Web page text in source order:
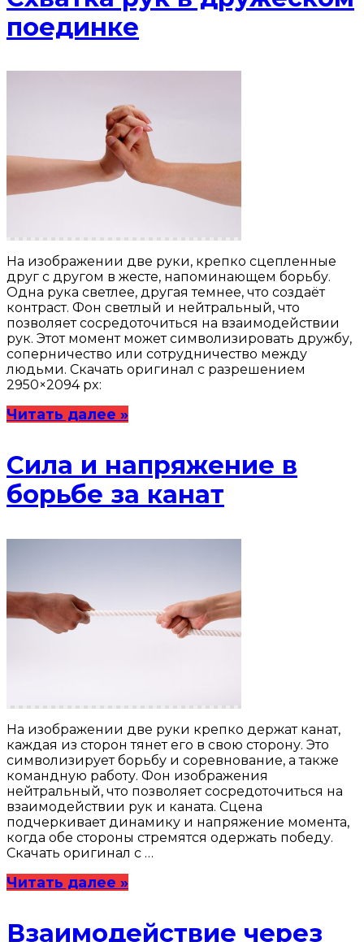
поединке
На изображении две руки, крепко сцепленные
друг с другом в жесте, напоминающем борьбу.
Одна рука светлее, другая темнее, что создаёт
контраст. Фон светлый и нейтральный, что
позволяет сосредоточиться на взаимодействии
рук. Этот момент может символизировать дружбу,
соперничество или сотрудничество между
людьми. Скачать оригинал с разрешением
2950×2094 px:
Читать далее »
Сила и напряжение в
борьбе за канат
На изображении две руки крепко держат канат,
каждая из сторон тянет его в свою сторону. Это
символизирует борьбу и соревнование, а также
командную работу. Фон изображения
нейтральный, что позволяет сосредоточиться на
взаимодействии рук и каната. Сцена
подчеркивает динамику и напряжение момента,
когда обе стороны стремятся одержать победу.
Скачать оригинал с …
Читать далее »
Взаимодействие через